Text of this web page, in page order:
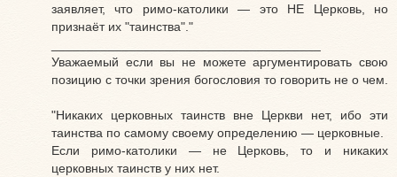
заявляет, что римо-католики — это НЕ Церковь, но
признаёт их "таинства"."
Уважаемый если вы не можете аргументировать свою
позицию с точки зрения богословия то говорить не о чем.
"Никаких церковных таинств вне Церкви нет, ибо эти
таинства по самому своему определению — церковные.
Если римо-католики — не Церковь, то и никаких
церковных таинств у них нет.